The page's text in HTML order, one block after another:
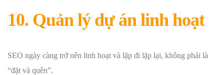
10. Quản lý dự án linh hoạt
SEO ngày càng trở nên linh hoạt và lặp đi lặp lại, không phải là
“đặt và quên”.